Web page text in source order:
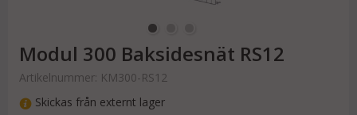
Modul 300 Baksidesnät RS12
Artikelnummer: KM300-RS12
Skickas från externt lager